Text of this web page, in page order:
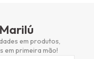
em produtos,
em primeira mão!